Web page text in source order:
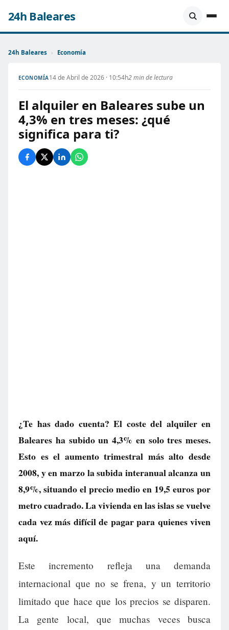
24h Baleares
24h Baleares › Economía
ECONOMÍA14 de Abril de 2026 · 10:54h2 min de lectura
El alquiler en Baleares sube un
4,3% en tres meses: ¿qué
significa para ti?
¿Te has dado cuenta? El coste del alquiler en
Baleares ha subido un 4,3% en solo tres meses.
Esto es el aumento trimestral más alto desde
2008, y en marzo la subida interanual alcanza un
8,9%, situando el precio medio en 19,5 euros por
metro cuadrado. La vivienda en las islas se vuelve
cada vez más difícil de pagar para quienes viven
aquí.
Este incremento refleja una demanda
internacional que no se frena, y un territorio
limitado que hace que los precios se disparen.
La gente local, que muchas veces busca